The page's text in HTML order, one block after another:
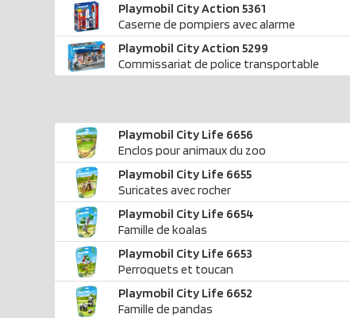
Playmobil City Action 5361
Caserne de pompiers avec alarme
Playmobil City Action 5299
Commissariat de police transportable
Playmobil City Life 6656
Enclos pour animaux du zoo
Playmobil City Life 6655
Suricates avec rocher
Playmobil City Life 6654
Famille de koalas
Playmobil City Life 6653
Perroquets et toucan
Playmobil City Life 6652
Famille de pandas